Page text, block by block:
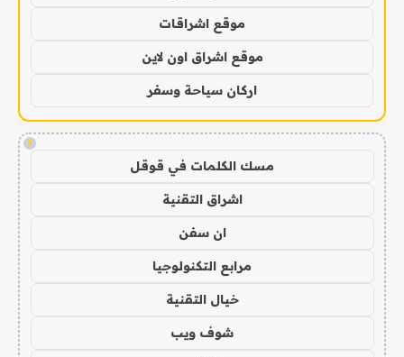
موقع اشراقات
موقع اشراق اون لاين
اركان سياحة وسفر
!
مسك الكلمات في قوقل
اشراق التقنية
ان سفن
مرابع التكنولوجيا
خيال التقنية
شوف ويب